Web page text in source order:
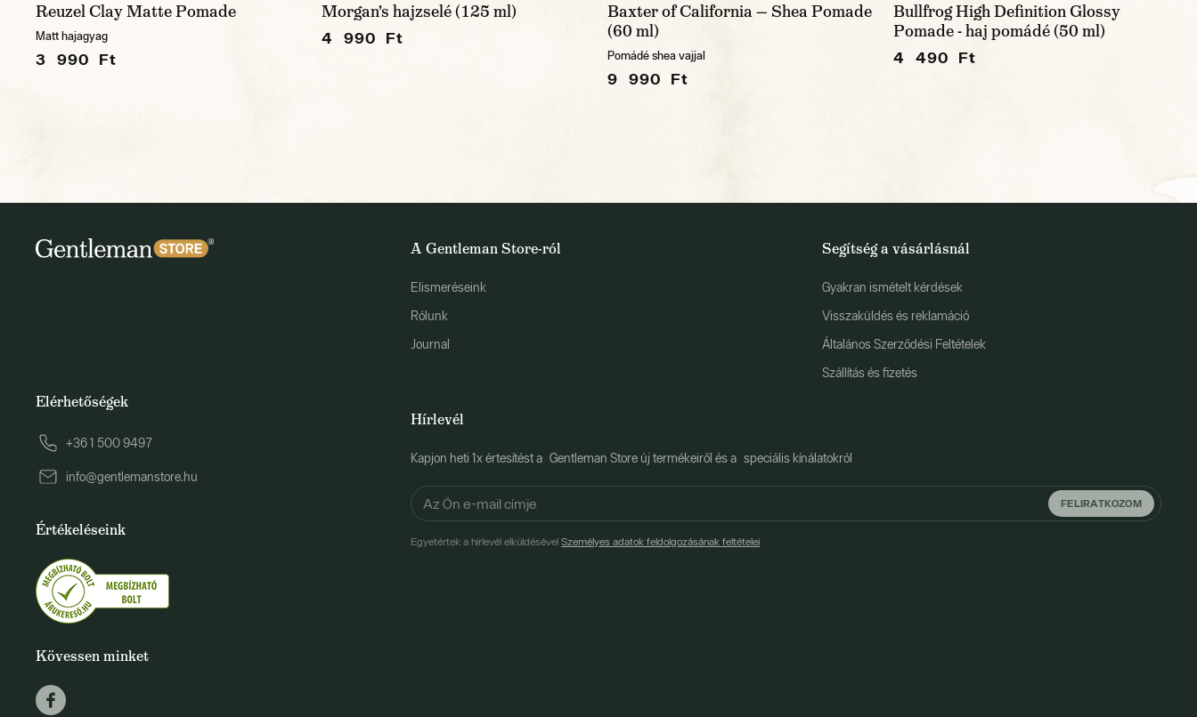
Reuzel Clay Matte Pomade
Matt hajagyag
3 990 Ft
Morgan's hajzselé (125 ml)
4 990 Ft
Baxter of California — Shea Pomade
(60 ml)
Pomádé shea vajjal
9 990 Ft
Bullfrog High Definition Glossy
Pomade - haj pomádé (50 ml)
4 490 Ft
A Gentleman Store-ról
Elismeréseink
Rólunk
Journal
Segítség a vásárlásnál
Gyakran ismételt kérdések
Visszaküldés és reklamáció
Általános Szerződési Feltételek
Szállítás és fizetés
Hírlevél
Kapjon heti 1x értesítést a Gentleman Store új termékeiről és a speciális kínálatokról
FELIRATKOZOM
Egyetértek a hírlevél elküldésévelSzemélyes adatok feldolgozásának feltételei
Elérhetőségek
+36 1 500 9497
info@gentlemanstore.hu
Értékeléseink
Kövessen minket